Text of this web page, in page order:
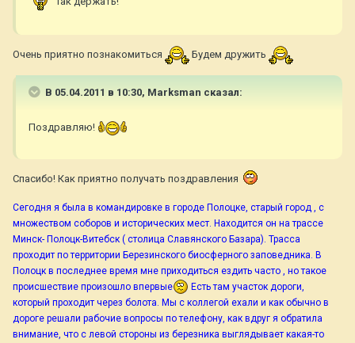
Очень приятно познакомиться Будем дружить
В 05.04.2011 в 10:30, Marksman сказал:
Поздравляю!
Спасибо! Как приятно получать поздравления
Сегодня я была в командировке в городе Полоцке, старый город , с
множеством соборов и исторических мест. Находится он на трассе
Минск- Полоцк-Витебск ( столица Славянского Базара). Трасса
проходит по территории Березинского биосферного заповедника. В
Полоцк в последнее время мне приходиться ездить часто , но такое
происшествие произошло впервые
Есть там участок дороги,
который проходит через болота. Мы с коллегой ехали и как обычно в
дороге решали рабочие вопросы по телефону, как вдруг я обратила
внимание, что с левой стороны из березника выглядывает какая-то